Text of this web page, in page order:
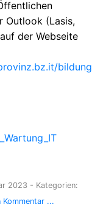
Outlook (Lasis,
der Webseite
2023 - Kategorien:
Kommentar ...